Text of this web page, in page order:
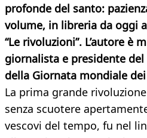
profonde del santo:
volume, in libreria da oggi
“Le rivoluzioni”. L’autore è
giornalista e presidente
della Giornata mondiale
La prima grande
senza scuotere
vescovi del tempo, fu nel